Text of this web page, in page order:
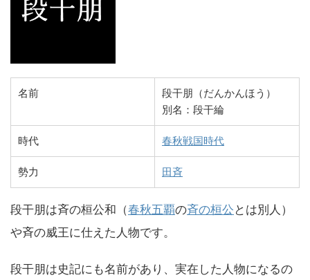
名前
段干朋（だんかんほう）
別名：段干綸
時代 春秋戦国時代
勢力 田斉
段干朋は斉の桓公和（春秋五覇の斉の桓公 とは別人）
や斉の威王に仕えた人物です。
段干朋は史記にも名前があり、実在した人物になるの